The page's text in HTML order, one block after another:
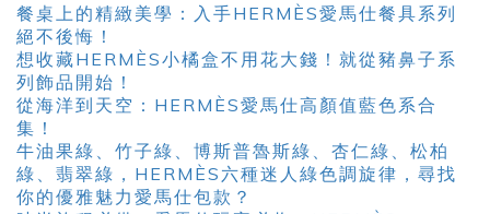
餐桌上的精緻美學：入手HERMÈS愛馬仕餐具系列
絕不後悔！
想收藏HERMÈS小橘盒不用花大錢！就從豬鼻子系
列飾品開始！
從海洋到天空：HERMÈS愛馬仕高顏值藍色系合
集！
牛油果綠、竹子綠、博斯普魯斯綠、杏仁綠、松柏
綠、翡翠綠，HERMÈS六種迷人綠色調旋律，尋找
你的優雅魅力愛馬仕包款？